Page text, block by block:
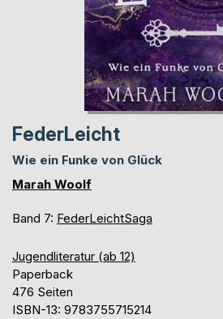
FederLeicht
Wie ein Funke von Glück
Marah Woolf
Band 7: FederLeichtSaga
Jugendliteratur (ab 12)
Paperback
476 Seiten
ISBN-13: 9783755715214